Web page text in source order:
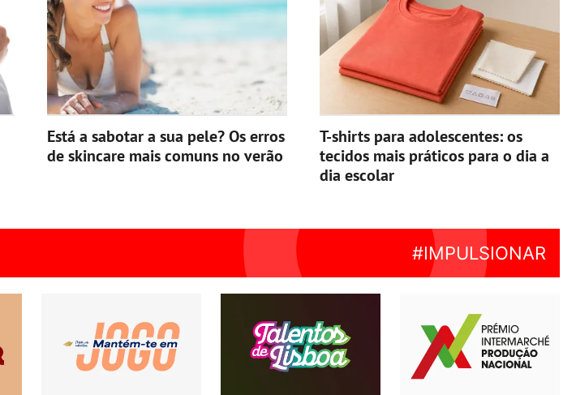
Está a sabotar a sua pele? Os erros
de skincare mais comuns no verão
T-shirts para adolescentes: os
tecidos mais práticos para o dia a
dia escolar